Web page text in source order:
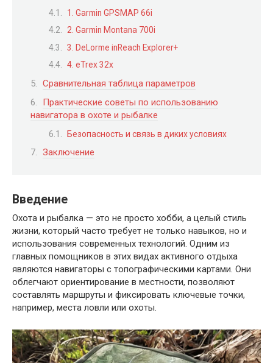
1. Garmin GPSMAP 66i
2. Garmin Montana 700i
3. DeLorme inReach Explorer+
4. eTrex 32x
Сравнительная таблица параметров
Практические советы по использованию
навигатора в охоте и рыбалке
Безопасность и связь в диких условиях
Заключение
Введение
Охота и рыбалка — это не просто хобби, а целый стиль
жизни, который часто требует не только навыков, но и
использования современных технологий. Одним из
главных помощников в этих видах активного отдыха
являются навигаторы с топографическими картами. Они
облегчают ориентирование в местности, позволяют
составлять маршруты и фиксировать ключевые точки,
например, места ловли или охоты.